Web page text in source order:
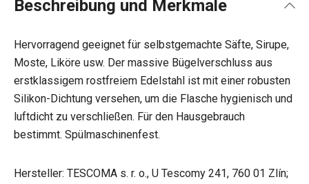
Beschreibung und Merkmale
Hervorragend geeignet für selbstgemachte Säfte, Sirupe,
Moste, Liköre usw. Der massive Bügelverschluss aus
erstklassigem rostfreiem Edelstahl ist mit einer robusten
Silikon-Dichtung versehen, um die Flasche hygienisch und
luftdicht zu verschließen. Für den Hausgebrauch
bestimmt. Spülmaschinenfest.
Hersteller: TESCOMA s. r. o., U Tescomy 241, 760 01 Zlín;